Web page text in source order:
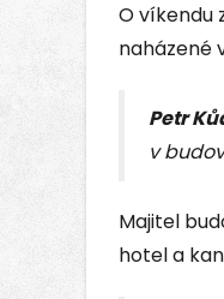
O víkendu
naházené
Petr
v
Majitel
hotel a